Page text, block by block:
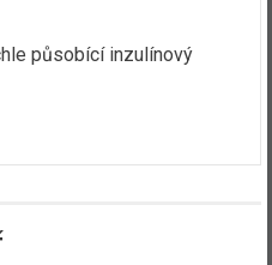
působící inzulínový